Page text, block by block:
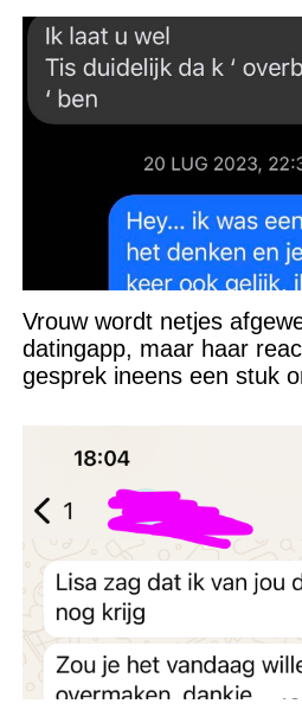
Vrouw wordt netjes
datingapp, maar haar
gesprek ineens een stuk